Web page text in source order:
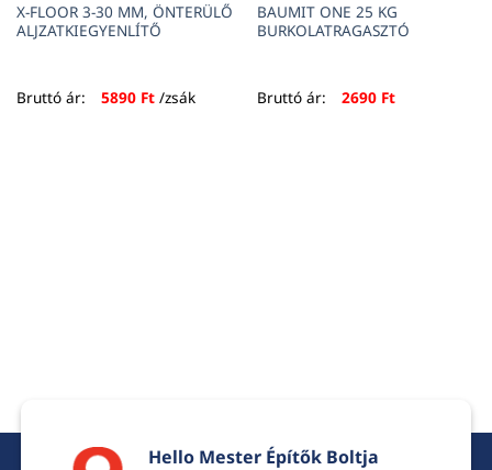
X-FLOOR 3-30 MM, ÖNTERÜLŐ
ALJZATKIEGYENLÍTŐ
Bruttó ár: 5890 Ft/zsák
BAUMIT ONE 25 KG
BURKOLATRAGASZTÓ
Bruttó ár: 2690 Ft
Hello Mester Építők Boltja